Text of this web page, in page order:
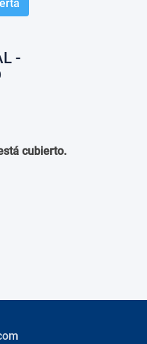
-
cubierto.